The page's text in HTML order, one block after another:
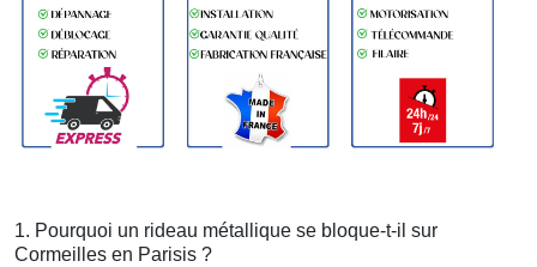
1. Pourquoi un rideau métallique se bloque-t-il sur
Cormeilles en Parisis ?